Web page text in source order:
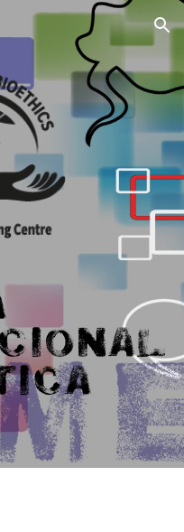
Skip to navigation